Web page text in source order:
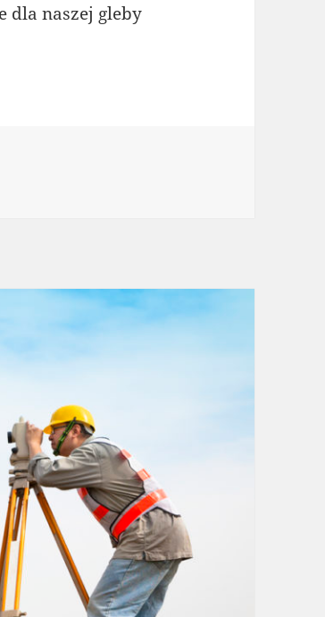
dla naszej gleby